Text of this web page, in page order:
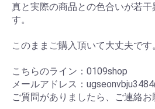
真と実際の商品との色合いが若干
す。
このままご購入頂いて大丈夫です
こちらのライン：0109shop
メールアドレス：
ご質問がありましたら、ご連絡お